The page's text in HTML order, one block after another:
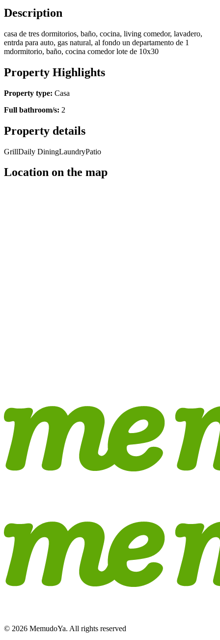
Description
casa de tres dormitorios, baño, cocina, living comedor, lavadero,
entrda para auto, gas natural, al fondo un departamento de 1
mdormitorio, baño, cocina comedor lote de 10x30
Property Highlights
Property type: Casa
Full bathroom/s: 2
Property details
GrillDaily DiningLaundryPatio
Location on the map
© 2026 MemudoYa. All rights reserved